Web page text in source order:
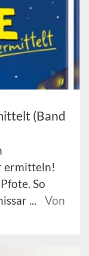
(Band
ermitteln!
So
...
Von